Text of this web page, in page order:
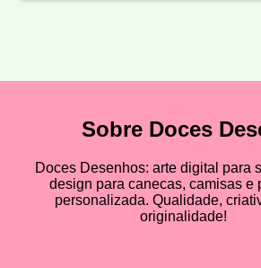
Sobre Doces
Doces Desenhos: arte digital para
design para canecas, camisas e
personalizada. Qualidade,
originalidade!